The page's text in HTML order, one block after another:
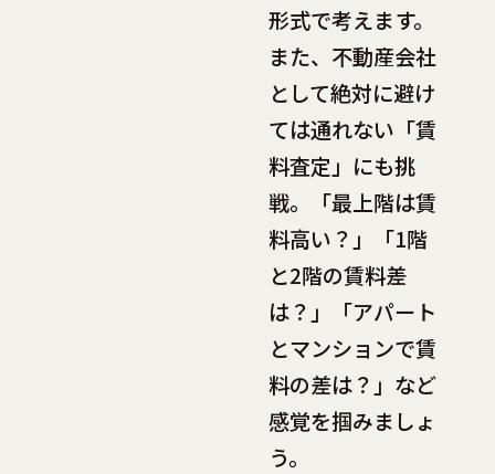
形式で考えます。
また、不動産会社
として絶対に避け
ては通れない「賃
料査定」にも挑
戦。「最上階は賃
料高い？」「1階
と2階の賃料差
は？」「アパート
とマンションで賃
料の差は？」など
感覚を掴みましょ
う。